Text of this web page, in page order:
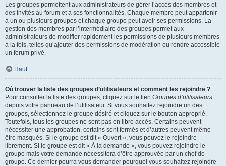
Les groupes permettent aux administrateurs de gérer l’accès des membres et
des invités au forum et à ses fonctionnalités. Chaque membre peut appartenir
à un ou plusieurs groupes et chaque groupe peut avoir ses permissions. La
gestion des membres par l’intermédiaire des groupes permet aux
administrateurs de modifier rapidement les permissions de plusieurs membres
à la fois, telles qu’ajouter des permissions de modération ou rendre accessible
un forum privé.
Haut
Où trouver la liste des groupes d’utilisateurs et comment les rejoindre ?
Pour consulter la liste des groupes, cliquez sur le lien Groupes d’utilisateurs
depuis votre panneau de l’utilisateur. Si vous souhaitez rejoindre un des
groupes, sélectionnez le groupe désiré et cliquez sur le bouton approprié.
Toutefois, tous les groupes ne sont pas en libre accès. Certains peuvent
nécessiter une approbation, certains sont fermés et d’autres peuvent même
être masqués. Si le groupe est dit « Ouvert », vous pouvez le rejoindre
librement. Si le groupe est dit « À la demande », vous pouvez rejoindre le
groupe mais votre demande nécessitera d’être approuvée par un chef de
groupe. Ce dernier pourra vous demander pourquoi vous souhaitez rejoindre